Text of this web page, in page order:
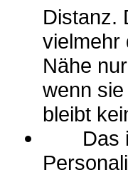
Distanz.
vielmehr
Nähe
wenn
bleibt
Das ist